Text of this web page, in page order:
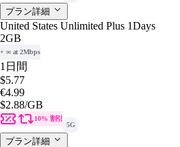
プラン詳細
United States Unlimited Plus 1Days
2GB
+ ∞ at 2Mbps
1日間
$5.77
€4.99
$2.88/GB
10% 割引
5G
プラン詳細